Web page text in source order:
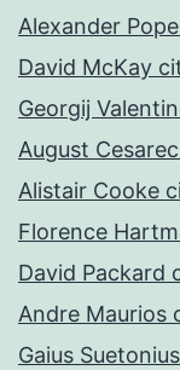
Alexander
David McKay
Georgij
August
Alistair Cooke
Florence
David Packard
Andre Maurios
Gaius